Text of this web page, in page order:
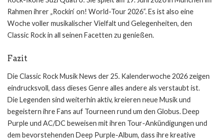
Rahmen ihrer „Rockin‘ on! World-Tour 2026“. Es ist also eine
Woche voller musikalischer Vielfalt und Gelegenheiten, den
Classic Rock in all seinen Facetten zu genießen.
Fazit
Die Classic Rock Musik News der 25. Kalenderwoche 2026 zeigen
eindrucksvoll, dass dieses Genre alles andere als verstaubt ist.
Die Legenden sind weiterhin aktiv, kreieren neue Musik und
begeistern ihre Fans auf Tourneen rund um den Globus. Deep
Purple und AC/DC beweisen mit ihren Tour-Ankündigungen und
dem bevorstehenden Deep Purple-Album, dass ihre kreative